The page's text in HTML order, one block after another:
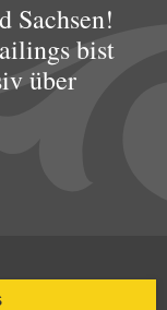
Sachsen!
bist
über